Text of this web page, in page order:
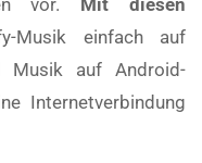
vor. Mit diesen
Musik einfach auf
Musik auf Android-
Internetverbindung